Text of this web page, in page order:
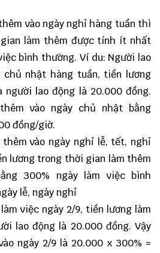
vào ngày nghỉ hàng tuần thì
làm thêm được tính ít nhất
bình thường. Ví du: Người lao
chủ nhật hàng tuần, tiền lương
người lao động là 20.000 đồng.
vào ngày chủ nhật bằng
đồng/giờ.
vào ngày nghỉ lễ, tết, nghỉ
lương trong thời gian làm thêm
300% ngày làm việc bình
lễ, ngày nghỉ
việc ngày 2/9, tiền lương làm
lao động là 20.000 đồng. Vậy
ngày 2/9 là 20.000 x 300% =